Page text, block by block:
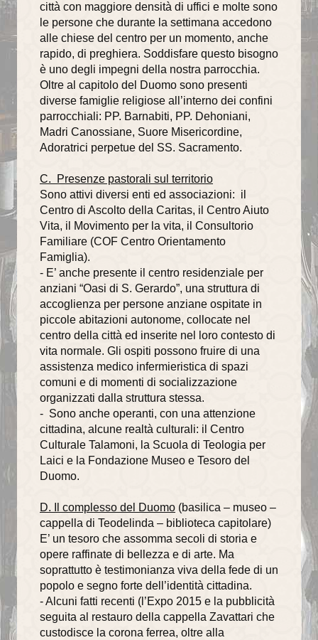
Eucaristia e Confermazione
Il Matrimonio
La Riconciliazione
Unzione degli infermi
Organismi di partecipazione
Consiglio Pastorale Parrocchiale
Commissioni del Consiglio Pastorale
Informazioni utili
Orari delle SS.Messe
Orari del Museo e Tesoro
Recapiti della Parrocchia
Recapiti della Comunità
Scuole ed Istituti
Parrocchie del Decanato
I SUOI PARROCCHIANI
Avvisi ai parrocchiani
Gruppi parrocchiali
Gruppo famiglie
Gruppo missionario duomo
Associazioni
Caritas
Centro di Aiuto alla Vita
città con maggiore densità di uffici e molte sono
le persone che durante la settimana accedono
alle chiese del centro per un momento, anche
rapido, di preghiera. Soddisfare questo bisogno
è uno degli impegni della nostra parrocchia.
Oltre al capitolo del Duomo sono presenti
diverse famiglie religiose all’interno dei confini
parrocchiali: PP. Barnabiti, PP. Dehoniani,
Madri Canossiane, Suore Misericordine,
Adoratrici perpetue del SS. Sacramento.
C. Presenze pastorali sul territorio
Sono attivi diversi enti ed associazioni: il
Centro di Ascolto della Caritas, il Centro Aiuto
Vita, il Movimento per la vita, il Consultorio
Familiare (COF Centro Orientamento
Famiglia).
- E’ anche presente il centro residenziale per
anziani “Oasi di S. Gerardo”, una struttura di
accoglienza per persone anziane ospitate in
piccole abitazioni autonome, collocate nel
centro della città ed inserite nel loro contesto di
vita normale. Gli ospiti possono fruire di una
assistenza medico infermieristica di spazi
comuni e di momenti di socializzazione
organizzati dalla struttura stessa.
- Sono anche operanti, con una attenzione
cittadina, alcune realtà culturali: il Centro
Culturale Talamoni, la Scuola di Teologia per
Laici e la Fondazione Museo e Tesoro del
Duomo.
D. Il complesso del Duomo (basilica – museo –
cappella di Teodelinda – biblioteca capitolare)
E’ un tesoro che assomma secoli di storia e
opere raffinate di bellezza e di arte. Ma
soprattutto è testimonianza viva della fede di un
popolo e segno forte dell’identità cittadina.
- Alcuni fatti recenti (l’Expo 2015 e la pubblicità
seguita al restauro della cappella Zavattari che
custodisce la corona ferrea, oltre alla